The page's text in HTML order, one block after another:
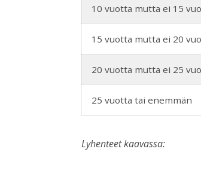
10 vuotta mutta ei 15
15 vuotta mutta ei 20
20 vuotta mutta ei 25
25 vuotta tai enemmän
Lyhenteet kaavassa: